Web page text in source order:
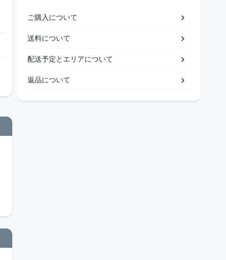
ご購入について
送料について
配送予定とエリアについて
返品について